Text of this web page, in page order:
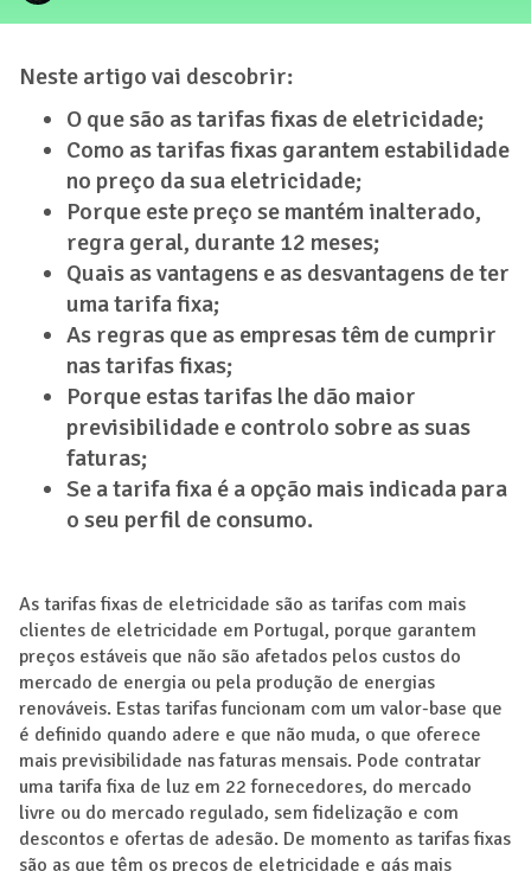
Neste artigo vai descobrir:
O que são as tarifas fixas de eletricidade;
Como as tarifas fixas garantem estabilidade
no preço da sua eletricidade;
Porque este preço se mantém inalterado,
regra geral, durante 12 meses;
Quais as vantagens e as desvantagens de ter
uma tarifa fixa;
As regras que as empresas têm de cumprir
nas tarifas fixas;
Porque estas tarifas lhe dão maior
previsibilidade e controlo sobre as suas
faturas;
Se a tarifa fixa é a opção mais indicada para
o seu perfil de consumo.
As tarifas fixas de eletricidade são as tarifas com mais
clientes de eletricidade em Portugal, porque garantem
preços estáveis que não são afetados pelos custos do
mercado de energia ou pela produção de energias
renováveis. Estas tarifas funcionam com um valor-base que
é definido quando adere e que não muda, o que oferece
mais previsibilidade nas faturas mensais. Pode contratar
uma tarifa fixa de luz em 22 fornecedores, do mercado
livre ou do mercado regulado, sem fidelização e com
descontos e ofertas de adesão. De momento as tarifas fixas
são as que têm os preços de eletricidade e gás mais